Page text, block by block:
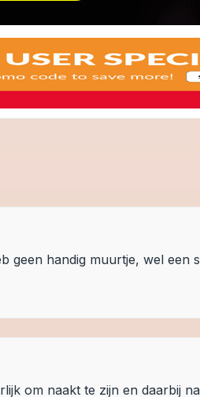
geen handig muurtje, wel een
om naakt te zijn en daarbij